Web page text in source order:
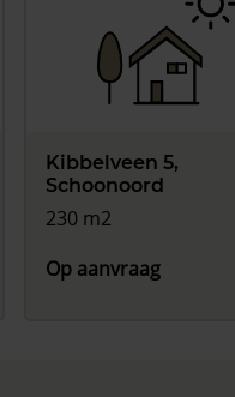
Kibbelveen 5,
Schoonoord
230 m2
Op aanvraag